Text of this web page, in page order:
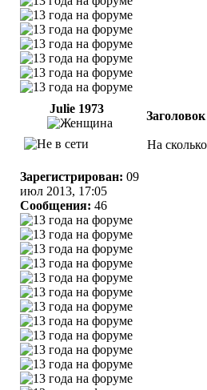
Julie 1973
Зарегистрирован: 09
июл 2013, 17:05
Сообщения: 46
На